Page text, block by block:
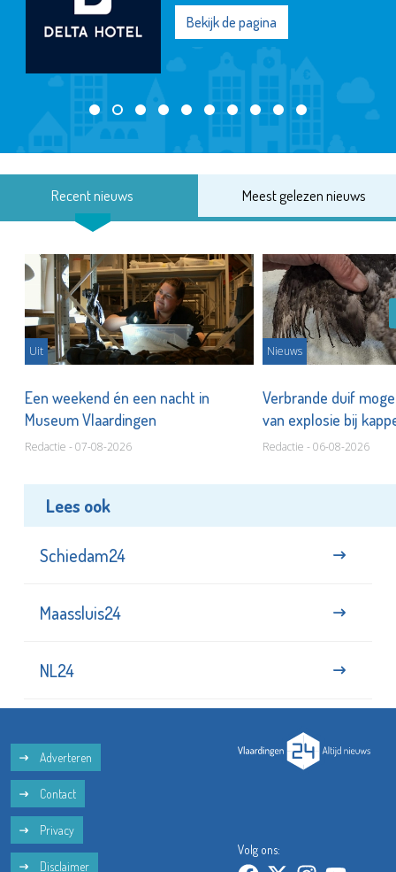
Bekijk de pagina
Recent nieuws Meest gelezen nieuws
Uit
Een weekend én een nacht in
Museum Vlaardingen
Redactie - 07-08-2026
Nieuws
Verbrande duif
van explosie bij
Redactie - 06-08-2026
Lees ook
Schiedam24
Maassluis24
NL24
Adverteren
Contact
Privacy
Disclaimer
Volg ons: